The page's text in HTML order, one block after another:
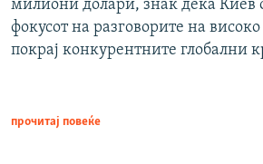
милиони долари, знак дека Киев
фокусот на разговорите на
покрај конкурентните глобални
прочитај повеќе